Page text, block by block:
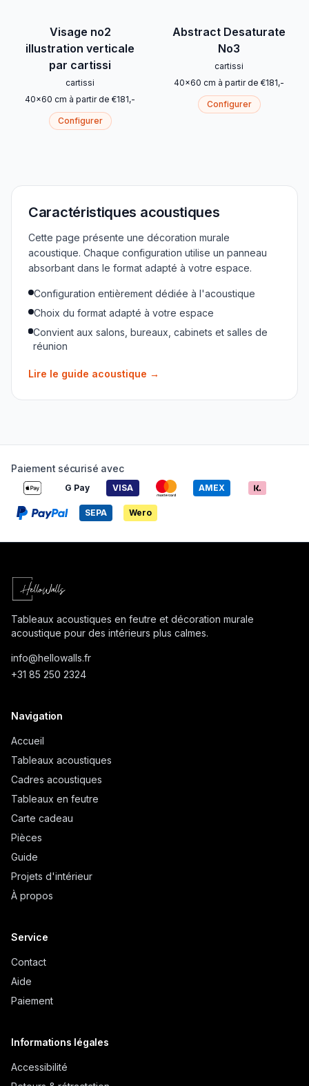
Visage no2
illustration verticale
par cartissi
cartissi
40x60 cm à partir de €181,-
Configurer
Abstract Desaturate
No3
cartissi
40x60 cm à partir de €181,-
Configurer
Caractéristiques acoustiques
Cette page présente une décoration murale
acoustique. Chaque configuration utilise un panneau
absorbant dans le format adapté à votre espace.
Configuration entièrement dédiée à l'acoustique
Choix du format adapté à votre espace
Convient aux salons, bureaux, cabinets et salles de
réunion
Lire le guide acoustique →
Paiement sécurisé avec
G Pay VISA AMEX
SEPA Wero
Tableaux acoustiques en feutre et décoration murale
acoustique pour des intérieurs plus calmes.
info@hellowalls.fr
+31 85 250 2324
Navigation
Accueil
Tableaux acoustiques
Cadres acoustiques
Tableaux en feutre
Carte cadeau
Pièces
Guide
Projets d'intérieur
À propos
Service
Contact
Aide
Paiement
Informations légales
Accessibilité